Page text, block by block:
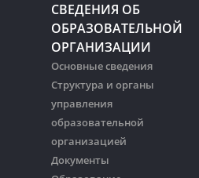
СВЕДЕНИЯ ОБ
ОБРАЗОВАТЕЛЬНОЙ
ОРГАНИЗАЦИИ
Основные сведения
Структура и органы
управления
образовательной
организацией
Документы